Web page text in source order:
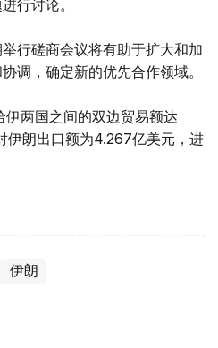
行讨论。
行磋商会议将有助于扩大和加
调，确定新的优先合作领域。
两国之间的双边贸易额达
伊朗出口额为4.267亿美元，进
伊朗